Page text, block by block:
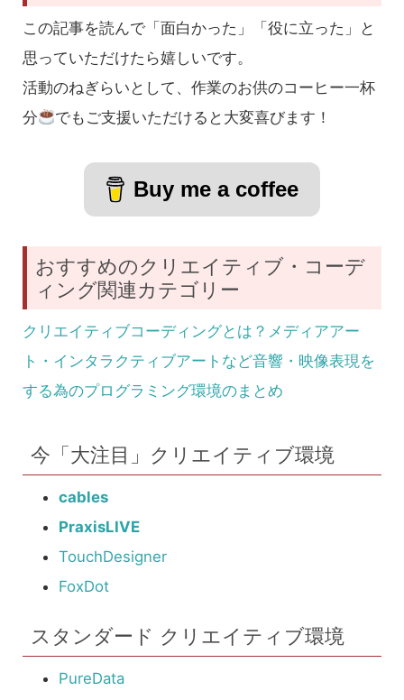
この記事を読んで「面白かった」「役に立った」と
思っていただけたら嬉しいです。
活動のねぎらいとして、作業のお供のコーヒー一杯
分
でもご支援いただけると大変喜びます！
Buy me a coffee
おすすめのクリエイティブ・コーデ
ィング関連カテゴリー
クリエイティブコーディングとは？メディアアー
ト・インタラクティブアートなど音響・映像表現を
する為のプログラミング環境のまとめ
今「大注目」クリエイティブ環境
cables
PraxisLIVE
TouchDesigner
FoxDot
スタンダード クリエイティブ環境
PureData